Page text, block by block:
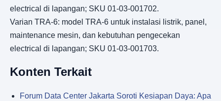
electrical di lapangan; SKU 01-03-001702.
Varian TRA-6: model TRA-6 untuk instalasi listrik, panel,
maintenance mesin, dan kebutuhan pengecekan
electrical di lapangan; SKU 01-03-001703.
Konten Terkait
Forum Data Center Jakarta Soroti Kesiapan Daya: Apa